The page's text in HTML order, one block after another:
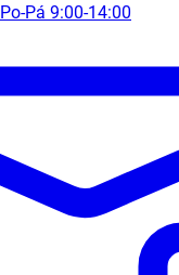
Po-Pá 9:00-14:00